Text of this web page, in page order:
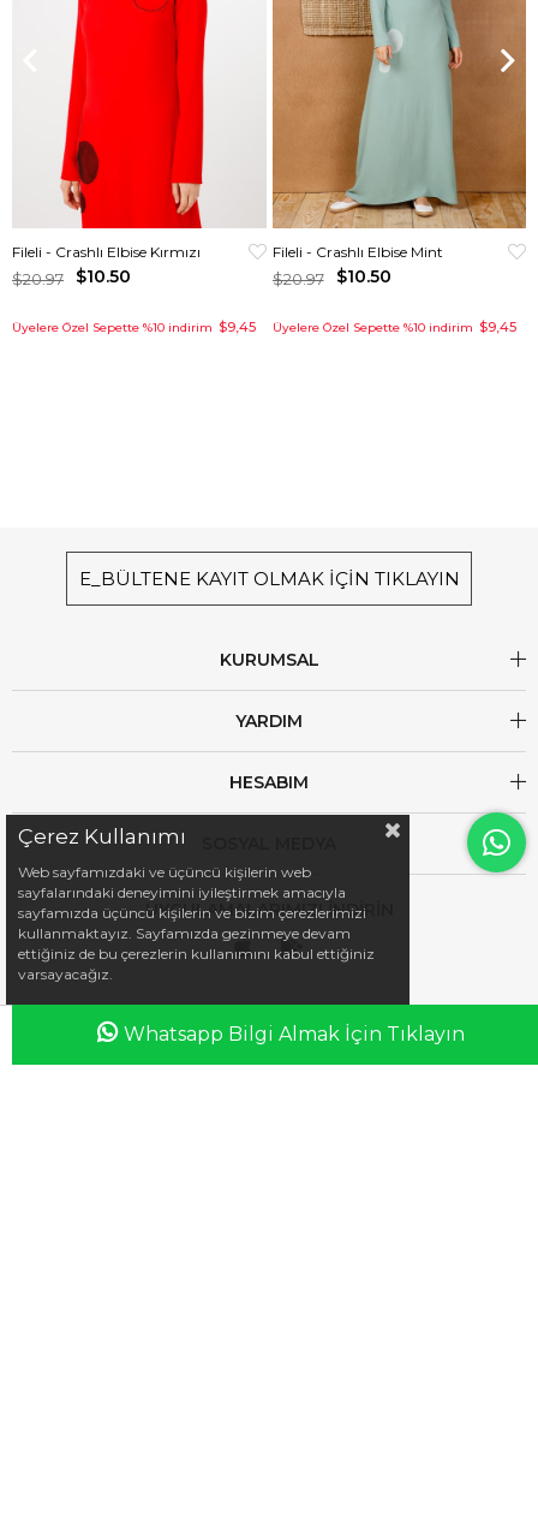
Fileli - Crashlı Elbise Kırmızı
$10.50
$20.97
Üyelere Özel Sepette %10 indirim $9,45
Fileli - Crashlı Elbise Mint
$10.50
$20.97
Üyelere Özel Sepette %10 indirim $9,45
E_BÜLTENE KAYIT OLMAK İÇİN TIKLAYIN
KURUMSAL
YARDIM
HESABIM
UYGULAMALARIMIZI İNDİRİN
Whatsapp Bilgi Almak İçin Tıklayın
Çerez Kullanımı
Web sayfamızdaki ve üçüncü kişilerin web
sayfalarındaki deneyimini iyileştirmek amacıyla
sayfamızda üçüncü kişilerin ve bizim çerezlerimizi
kullanmaktayız. Sayfamızda gezinmeye devam
ettiğiniz de bu çerezlerin kullanımını kabul ettiğiniz
varsayacağız.
Anasayfa Favorilerim Sepetim Üye Girişi